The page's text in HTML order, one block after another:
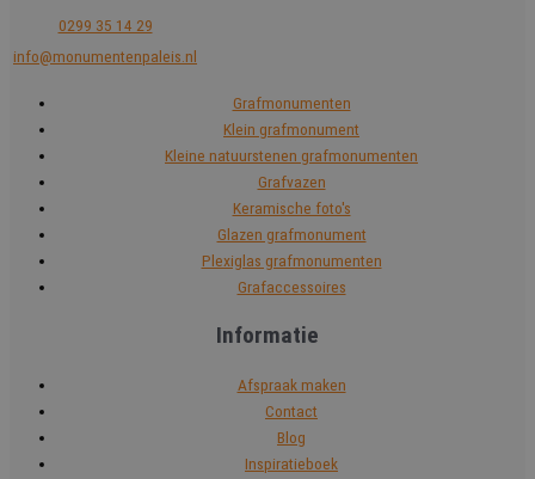
0299 35 14 29
info@monumentenpaleis.nl
Grafmonumenten
Klein grafmonument
Kleine natuurstenen grafmonumenten
Grafvazen
Keramische foto's
Glazen grafmonument
Plexiglas grafmonumenten
Grafaccessoires
Informatie
Afspraak maken
Contact
Blog
Inspiratieboek